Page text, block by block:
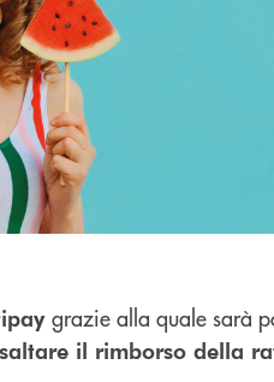
grazie alla quale sarà
saltare il rimborso della